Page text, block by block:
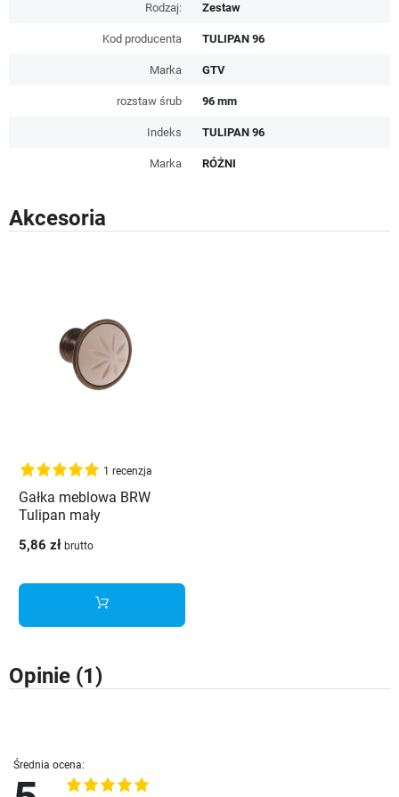
Rodzaj: Zestaw
Kod producenta TULIPAN 96
Marka GTV
rozstaw śrub 96 mm
Indeks TULIPAN 96
Marka RÓŻNI
Akcesoria
1 recenzja
Gałka meblowa BRW
Tulipan mały
5,86 zł brutto
Opinie (1)
Średnia ocena: